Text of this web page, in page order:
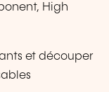
High
et découper